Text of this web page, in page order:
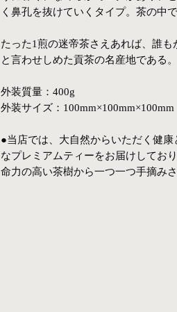
く鼻孔を抜けていくタイプ。茶の中
たった1煎の迷帝茶さえあれば、誰
と言わせしめた貢茶の名産地である。
外装質量：400g
外装サイズ：100mm×100mm×100mm
●当店では、大自然からいただく健
なプレミアムティーをお届けしてお
命力の高い茶樹から一つ一つ手摘み